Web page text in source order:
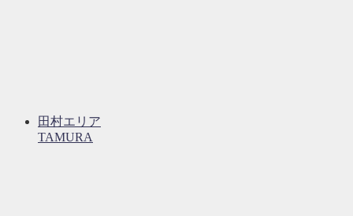
田村エリア
TAMURA